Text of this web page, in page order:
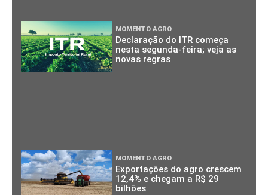
MOMENTO AGRO
Declaração do ITR começa
nesta segunda-feira; veja as
novas regras
MOMENTO AGRO
Exportações do agro crescem
12,4% e chegam a R$ 29
bilhões